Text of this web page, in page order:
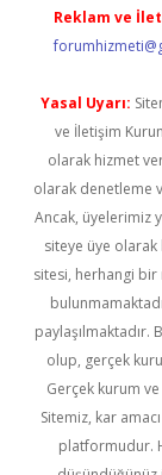
Reklam ve
Yasal Uyarı:
ve İletişim
olarak hizmet
olarak denetleme
Ancak, üyelerimiz
siteye üye
sitesi, herhangi bir
paylaşılmaktadır.
olup, gerçek
Gerçek kurum
Sitemiz, kar
platformudur.